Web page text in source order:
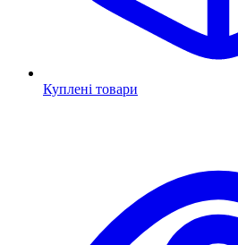
Куплені товари